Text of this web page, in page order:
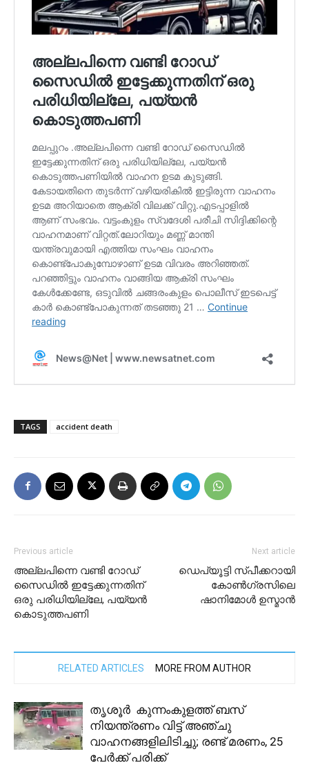
TAGS accident death
Previous article
അല്ലപിന്നെ വണ്ടി റോഡ്
സൈഡില്‍ ഇട്ടേക്കുന്നതിന്
ഒരു പരിധിയില്ലേ, പയ്യന്‍
കൊടുത്തപണി
Next article
ഡെപ്യൂട്ടി സ്പീക്കറായി
കോണ്‍ഗ്രസിലെ
ഷാനിമോള്‍ ഉസ്മാന്‍
RELATED ARTICLES MORE FROM AUTHOR
തൃശൂർ കുന്നംകുളത്ത് ബസ്
നിയന്ത്രണം വിട്ട് അഞ്ചു
വാഹനങ്ങളിലിടിച്ചു; രണ്ട് മരണം, 25
പേർക്ക് പരിക്ക്